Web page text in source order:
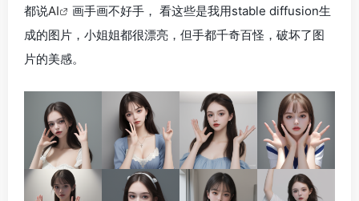
都说AI
画手画不好手， 看这些是我用stable diffusion生
成的图片，小姐姐都很漂亮，但手都千奇百怪，破坏了图
片的美感。